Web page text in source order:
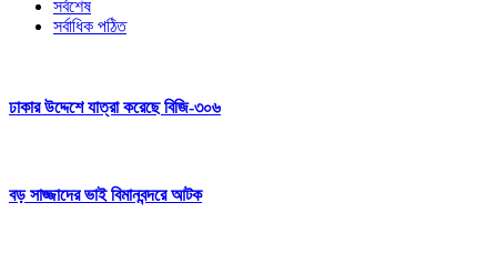
সর্বশেষ
সর্বাধিক পঠিত
ঢাকার উদ্দেশে যাত্রা করেছে বিজি-৩০৬
বড় সাজ্জাদের ভাই বিমানবন্দরে আটক